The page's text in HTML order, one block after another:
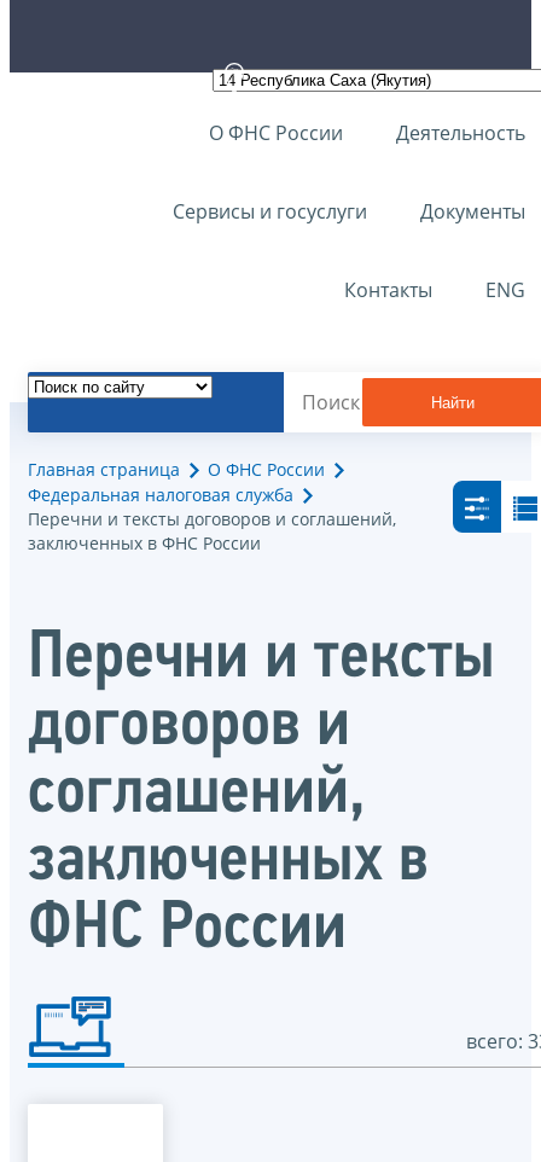
О ФНС России Деятельность
Сервисы и госуслуги Документы
Контакты ENG
Найти
Главная страница
О ФНС России
Федеральная налоговая служба
Перечни и тексты договоров и соглашений,
заключенных в ФНС России
Перечни и тексты
договоров и
соглашений,
заключенных в
ФНС России
всего: